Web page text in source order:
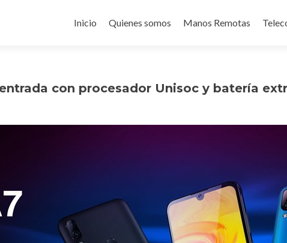
al
Inicio Quienes somos Manos Remotas
con procesador Unisoc y batería